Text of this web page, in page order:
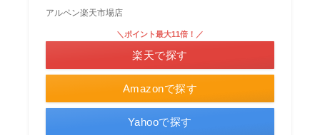
アルペン楽天市場店
Amazonで探す
＼ポイント最大11倍！／
楽天で探す
Yahooで探す